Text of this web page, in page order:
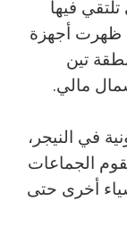
فيها
ظهرت أجهزة
تين
مالي.
في النيجر،
الجماعات
أخرى حتى